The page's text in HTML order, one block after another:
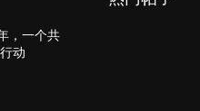
，一个共
动